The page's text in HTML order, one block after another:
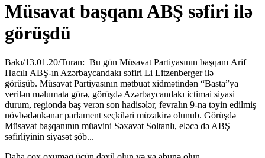
Müsavat başqanı ABŞ səfiri ilə
görüşdü
Bakı/13.01.20/Turan: Bu gün Müsavat Partiyasının başqanı Arif
Hacılı ABŞ-ın Azərbaycandakı səfiri Li Litzenberger ilə
görüşüb. Müsavat Partiyasının mətbuat xidmətindən “Basta”ya
verilən məlumata görə, görüşdə Azərbaycandakı ictimai siyasi
durum, regionda baş verən son hadisələr, fevralın 9-na təyin edilmiş
növbədənkənar parlament seçkiləri müzakirə olunub. Görüşdə
Müsavat başqanının müavini Səxavət Soltanlı, eləcə də ABŞ
səfirliyinin siyasət şöb...